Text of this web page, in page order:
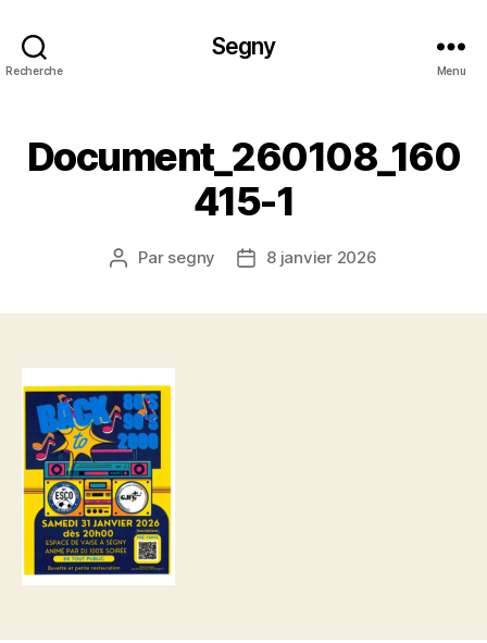
Recherche
Segny
Menu
Document_260108_160
415-1
Auteur
Par segny
Date8 janvier 2026